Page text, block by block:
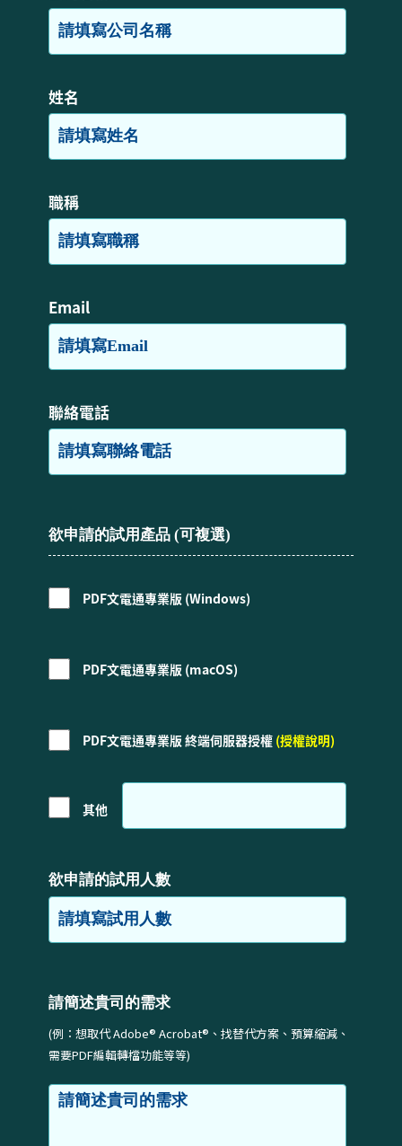
姓名
職稱
Email
聯絡電話
欲申請的試用產品 (可複選)
PDF文電通專業版 (Windows)
PDF文電通專業版 (macOS)
PDF文電通專業版 終端伺服器授權 (授權說明)
其他
欲申請的試用人數
請簡述貴司的需求
(例：想取代 Adobe® Acrobat®、找替代方案、預算縮減、
需要PDF編輯轉檔功能等等)